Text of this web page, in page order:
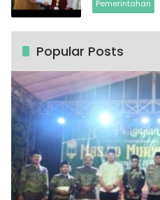
Pemerintahan
Popular Posts